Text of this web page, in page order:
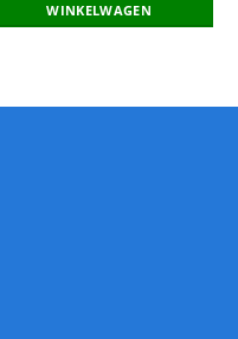
WINKELWAGEN